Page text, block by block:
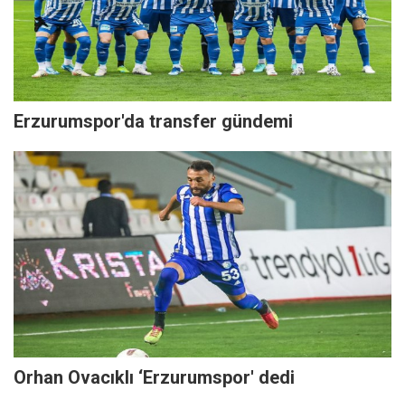
Erzurumspor'da transfer gündemi
Orhan Ovacıklı ‘Erzurumspor' dedi